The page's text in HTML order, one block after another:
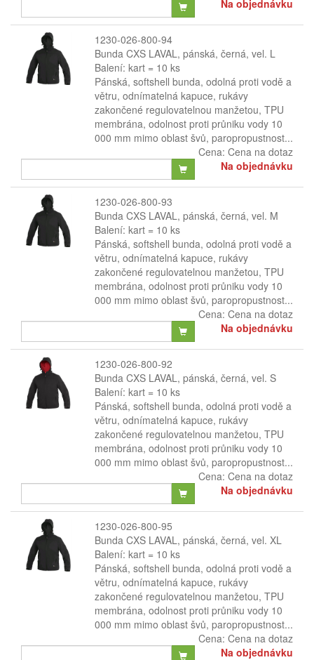
Na objednávku
1230-026-800-94
Bunda CXS LAVAL, pánská, černá, vel. L
Balení: kart = 10 ks
Pánská, softshell bunda, odolná proti vodě a
větru, odnímatelná kapuce, rukávy
zakončené regulovatelnou manžetou, TPU
membrána, odolnost proti průniku vody 10
000 mm mimo oblast švů, paropropustnost...
Cena: Cena na dotaz
Na objednávku
1230-026-800-93
Bunda CXS LAVAL, pánská, černá, vel. M
Balení: kart = 10 ks
Pánská, softshell bunda, odolná proti vodě a
větru, odnímatelná kapuce, rukávy
zakončené regulovatelnou manžetou, TPU
membrána, odolnost proti průniku vody 10
000 mm mimo oblast švů, paropropustnost...
Cena: Cena na dotaz
Na objednávku
1230-026-800-92
Bunda CXS LAVAL, pánská, černá, vel. S
Balení: kart = 10 ks
Pánská, softshell bunda, odolná proti vodě a
větru, odnímatelná kapuce, rukávy
zakončené regulovatelnou manžetou, TPU
membrána, odolnost proti průniku vody 10
000 mm mimo oblast švů, paropropustnost...
Cena: Cena na dotaz
Na objednávku
1230-026-800-95
Bunda CXS LAVAL, pánská, černá, vel. XL
Balení: kart = 10 ks
Pánská, softshell bunda, odolná proti vodě a
větru, odnímatelná kapuce, rukávy
zakončené regulovatelnou manžetou, TPU
membrána, odolnost proti průniku vody 10
000 mm mimo oblast švů, paropropustnost...
Cena: Cena na dotaz
Na objednávku